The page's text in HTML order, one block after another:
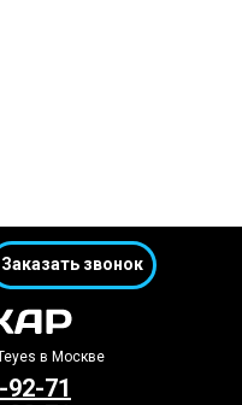
92-71
Заказать звонок
в Москве